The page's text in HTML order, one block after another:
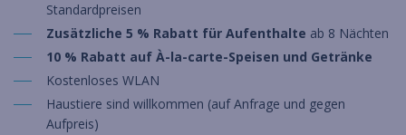
Standardpreisen
Zusätzliche 5 % Rabatt für Aufenthalte ab 8 Nächten
10 % Rabatt auf À-la-carte-Speisen und Getränke
Kostenloses WLAN
Haustiere sind willkommen (auf Anfrage und gegen
Aufpreis)